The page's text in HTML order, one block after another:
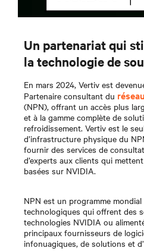
Un partenariat qui
la technologie de
En mars 2024, Vertiv est
Partenaire consultant du
(NPN), offrant un accès plus
et à la gamme complète de
refroidissement. Vertiv est le
d’infrastructure physique du
fournir des services de
d’experts aux clients qui
basées sur NVIDIA.
NPN est un programme
technologiques qui offrent des
technologies NVIDIA ou
principaux fournisseurs de
infonuagiques, de solutions et